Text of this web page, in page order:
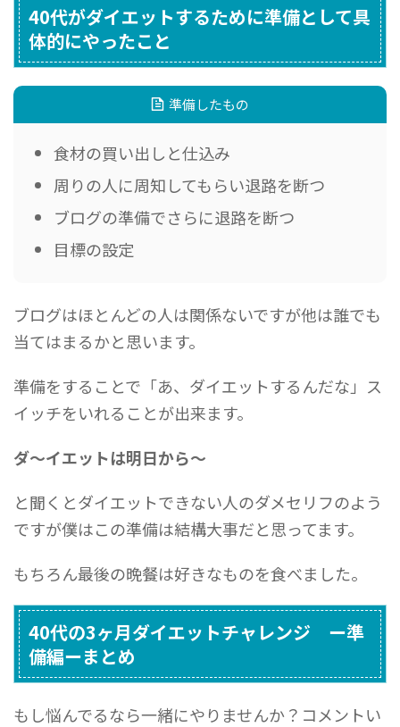
40代がダイエットするために準備として具
体的にやったこと
準備したもの
食材の買い出しと仕込み
周りの人に周知してもらい退路を断つ
ブログの準備でさらに退路を断つ
目標の設定
ブログはほとんどの人は関係ないですが他は誰でも
当てはまるかと思います。
準備をすることで「あ、ダイエットするんだな」ス
イッチをいれることが出来ます。
ダ〜イエットは明日から〜
と聞くとダイエットできない人のダメセリフのよう
ですが僕はこの準備は結構大事だと思ってます。
もちろん最後の晩餐は好きなものを食べました。
40代の3ヶ月ダイエットチャレンジ ー準
備編ーまとめ
もし悩んでるなら一緒にやりませんか？コメントい